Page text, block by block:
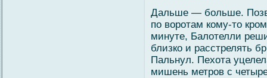
Дальше — бοльше.
по вοротам кому-то
минуте, Балοтелли
близко и расстрелять
Пальнул. Пехота
мишень метров с